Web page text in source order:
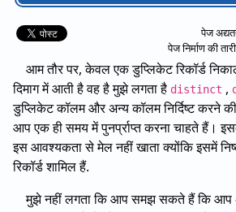
पेज
पेज निर्माण की
आम तौर पर, केवल एक डुप्लिकेट रिकॉर्ड
दिमाग में आती है वह है मुझे लगता है distinct ,
डुप्लिकेट कॉलम और अन्य कॉलम निर्दिष्ट करने
आप एक ही समय में पुनर्प्राप्त करना चाहते हैं।
इस आवश्यकता से मेल नहीं खाता क्योंकि इसमें
रिकॉर्ड शामिल हैं.
मुझे नहीं लगता कि आप समझ सकते हैं कि आप